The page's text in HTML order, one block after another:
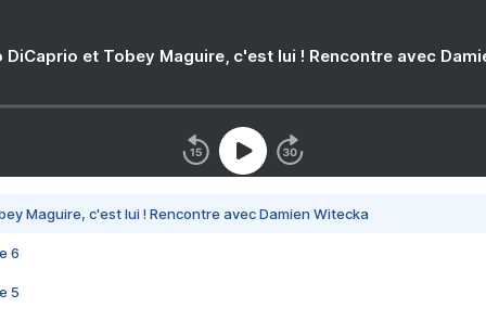
DiCaprio et Tobey Maguire, c'est lui ! Rencontre avec
Maguire, c'est lui ! Rencontre avec Damien Witecka
6
5